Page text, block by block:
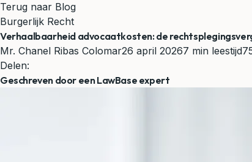
Terug naar Blog
Burgerlijk Recht
Verhaalbaarheid advocaatkosten: de
Mr. Chanel Ribas Colomar26 april 20267 min leestijd
Delen:
Geschreven door een LawBase expert